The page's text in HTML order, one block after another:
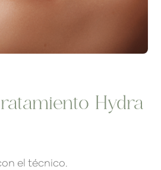
Hydra
el técnico.